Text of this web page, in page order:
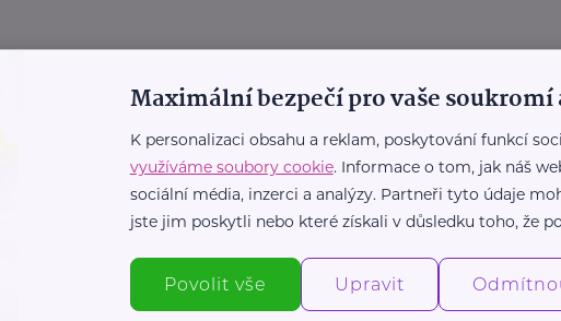
Česká správa sociálního zabezpečení
ČSSZ vydala nového průvodce pro OSVČ.
Začínajícím podnikatelům usnadní orientaci
v sociálním zabezpečení
Maximální bezpečí pro vaše soukromí
K personalizaci obsahu a reklam, poskytování funkcí
využíváme soubory cookie. Informace o tom, jak náš
sociální média, inzerci a analýzy. Partneři tyto údaje
jste jim poskytli nebo které získali v důsledku toho, že
Povolit vše Upravit